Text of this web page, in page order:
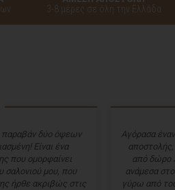
3-8 μέρες σε όλη την Ελλάδα
παραβάν δύο όψεων
Είναι ένα
που ομορφαίνει
σαλονιού μου, που
ήρθε ακριβώς στις
Αγόρασα
από δώρο
ανάμεσα
γύρω από